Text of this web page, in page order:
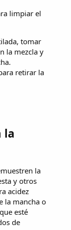
limpiar el
tomar
la mezcla y
retirar la
la
la
y otros
acidez
la mancha o
esté
de